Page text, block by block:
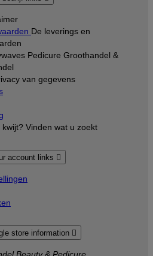
De leverings en
Pedicure Groothandel &
van gegevens
kwijt? Vinden wat u zoekt
account links 
store information 
Beauty & Pedicure